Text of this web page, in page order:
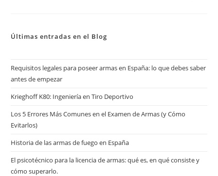
Últimas entradas en el Blog
Requisitos legales para poseer armas en España: lo que debes saber
antes de empezar
Krieghoff K80: Ingeniería en Tiro Deportivo
Los 5 Errores Más Comunes en el Examen de Armas (y Cómo
Evitarlos)
Historia de las armas de fuego en España
El psicotécnico para la licencia de armas: qué es, en qué consiste y
cómo superarlo.